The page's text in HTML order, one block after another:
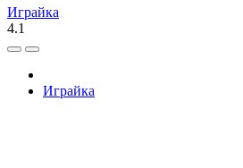
Играйка
4.1
Играйка